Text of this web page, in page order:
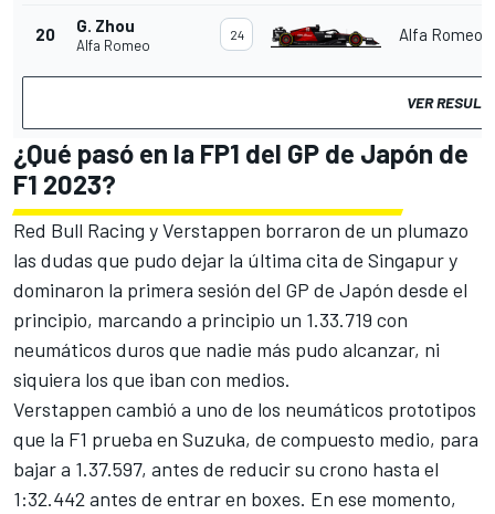
20 G. Zhou
Alfa Romeo
24 Alfa Romeo
VER
¿Qué pasó en la FP1 del GP de Japón de
F1 2023?
Red Bull Racing y Verstappen borraron de un plumazo
las dudas que pudo dejar la última cita de Singapur y
dominaron la primera sesión del GP de Japón desde el
principio, marcando a principio un 1.33.719 con
neumáticos duros que nadie más pudo alcanzar, ni
siquiera los que iban con medios.
Verstappen cambió a uno de los neumáticos prototipos
que la F1 prueba en Suzuka, de compuesto medio, para
bajar a 1.37.597, antes de reducir su crono hasta el
1:32.442 antes de entrar en boxes. En ese momento,